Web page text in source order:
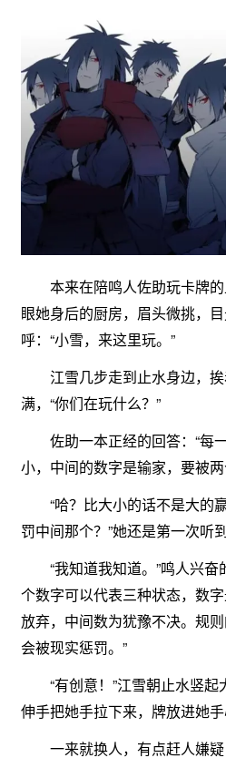
本来在陪鸣人佐助玩卡牌的
眼她身后的厨房，眉头微挑，
呼：“小雪，来这里玩。”
江雪几步走到止水身边，挨
满，“你们在玩什么？”
佐助一本正经的回答：“每
小，中间的数字是输家，要被
“哈？比大小的话不是大的
罚中间那个？”她还是第一次听
“我知道我知道。”鸣人兴奋
个数字可以代表三种状态，数
放弃，中间数为犹豫不决。规
会被现实惩罚。”
“有创意！”江雪朝止水竖起
伸手把她手拉下来，牌放进她手
一来就换人，有点赶人嫌疑